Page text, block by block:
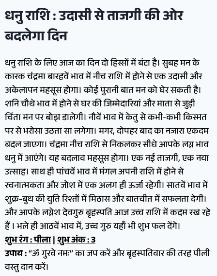
धनु राशि : उदासी से ताजगी की ओर
बदलेगा दिन
धनु राशि के लिए आज का दिन दो हिस्सों में बंटा है। सुबह मन के
कारक चंद्रमा बारहवें भाव में नीच राशि में होने से एक उदासी और
अकेलापन महसूस होगा। कोई पुरानी बात मन को घेर सकती है।
शनि चौथे भाव में होने से घर की जिम्मेदारियां और माता से जुड़ी
चिंता मन पर बोझ डालेगी। नौवें भाव में केतु से कभी-कभी किस्मत
पर से भरोसा उठता सा लगेगा। मगर, दोपहर बाद का नजारा एकदम
बदल जाएगा। चंद्रमा नीच राशि से निकलकर सीधे आपके लग्न भाव
धनु में आएंगे। यह बदलाव महसूस होगा। एक नई ताजगी, एक नया
उत्साह। साथ ही पांचवें भाव में मंगल अपनी राशि में होने से
रचनात्मकता और जोश में एक अलग ही ऊर्जा रहेगी। सातवें भाव में
शुक्र-बुध की युति रिश्तों में मिठास और बातचीत में सफलता देगी।
और आपके लग्नेश देवगुरु बृहस्पति आज उच्च राशि में कदम रख रहे
हैं । भले ही आठवें भाव में, उच्च गुरु यहाँ भी शुभ फल देंगे।
शुभ रंग : पीला|शुभ अंक : 3
उपाय :“ॐ गुरवे नमः” का जप करें और बृहस्पतिवार की तरह पीली
वस्तु दान करें।